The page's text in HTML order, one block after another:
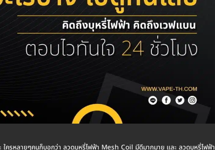
ครหลายๆคนก็บอกว่า ลวดบุหรี่ไฟฟ้า Mesh Coil มีดีมากมาย และ ลวดบุหรี่ไฟฟ้า